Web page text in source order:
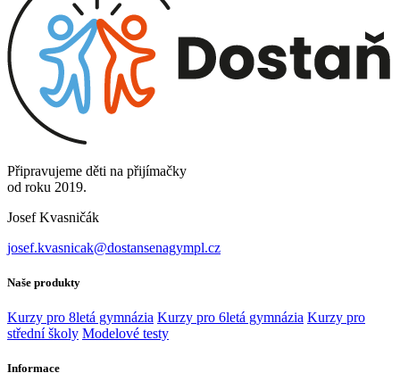
Připravujeme děti na přijímačky
od roku 2019.
Josef Kvasničák
josef.kvasnicak@dostansenagympl.cz
Naše produkty
Kurzy pro 8letá gymnázia Kurzy pro 6letá gymnázia Kurzy pro
střední školy Modelové testy
Informace